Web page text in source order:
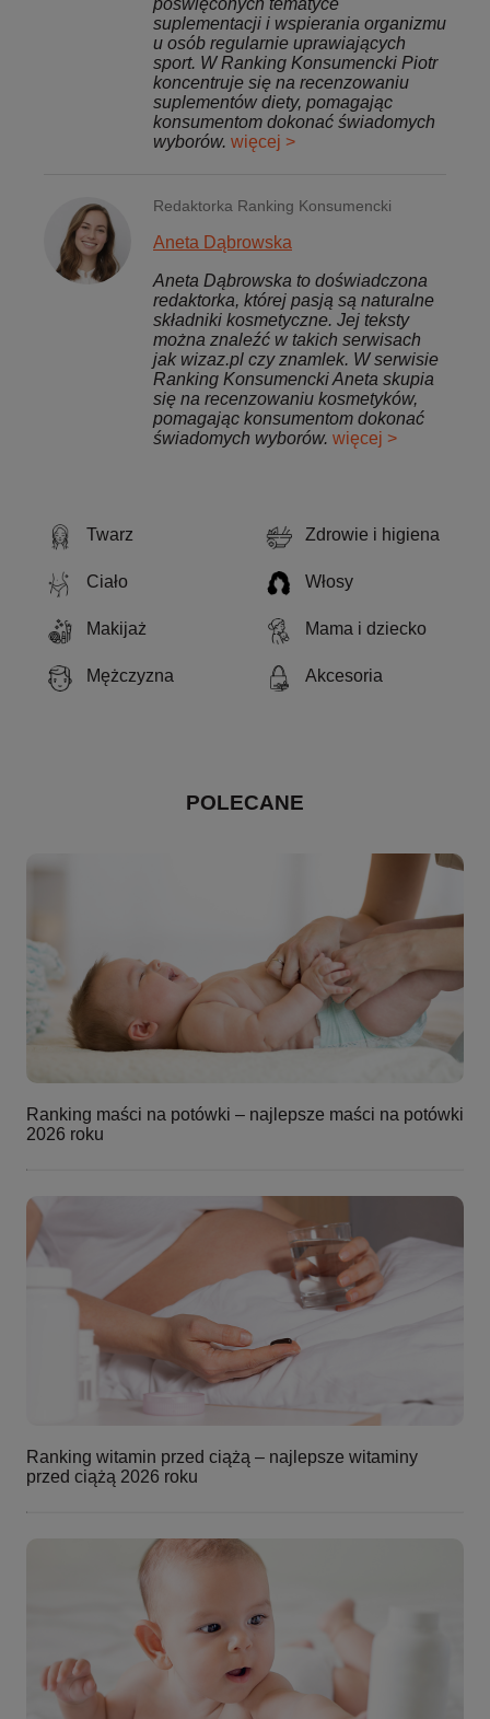
Twarz Zdrowie i higiena
Ciało Włosy
Makijaż Mama i dziecko
Mężczyzna Akcesoria
POLECANE
Ranking maści na potówki – najlepsze maści na potówki
2026 roku
Ranking witamin przed ciążą – najlepsze witaminy
przed ciążą 2026 roku
poświęconych tematyce
suplementacji i wspierania organizmu
u osób regularnie uprawiających
sport. W Ranking Konsumencki Piotr
koncentruje się na recenzowaniu
suplementów diety, pomagając
konsumentom dokonać świadomych
wyborów. więcej >
Redaktorka Ranking Konsumencki
Aneta Dąbrowska
Aneta Dąbrowska to doświadczona
redaktorka, której pasją są naturalne
składniki kosmetyczne. Jej teksty
można znaleźć w takich serwisach
jak wizaz.pl czy znamlek. W serwisie
Ranking Konsumencki Aneta skupia
się na recenzowaniu kosmetyków,
pomagając konsumentom dokonać
świadomych wyborów. więcej >